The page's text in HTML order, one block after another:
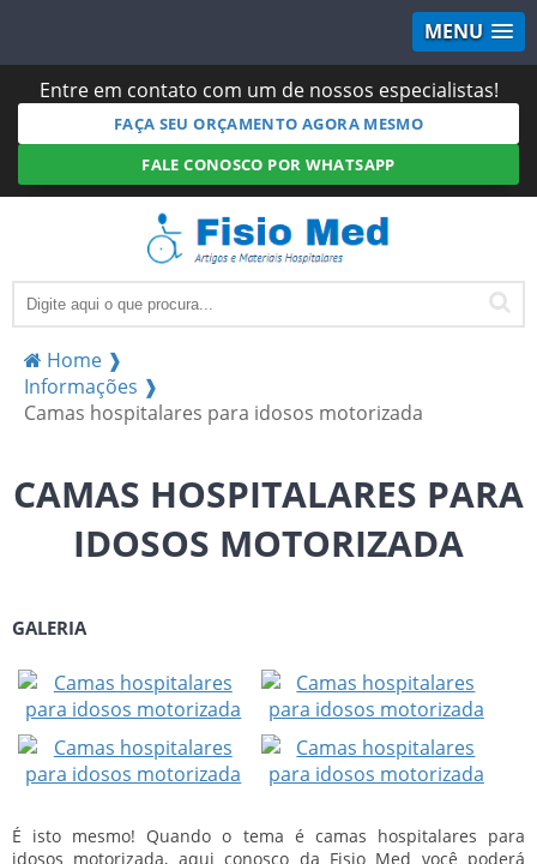
MENU
Entre em contato com um de nossos especialistas!
FAÇA SEU ORÇAMENTO AGORA MESMO
FALE CONOSCO POR WHATSAPP
Home ❱
Informações ❱
Camas hospitalares para idosos motorizada
CAMAS HOSPITALARES PARA
IDOSOS MOTORIZADA
GALERIA
É isto mesmo! Quando o tema é camas hospitalares para
idosos motorizada, aqui conosco da Fisio Med você poderá